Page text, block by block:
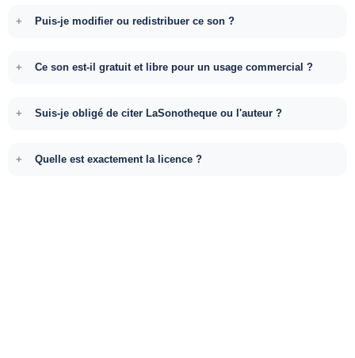
Puis-je modifier ou redistribuer ce son ?
Ce son est-il gratuit et libre pour un usage commercial ?
Suis-je obligé de citer LaSonotheque ou l'auteur ?
Quelle est exactement la licence ?